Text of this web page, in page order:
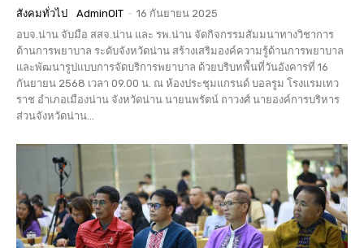
สังคมทั่วไป AdminOIT - 16 กันยายน 2025
อบจ.น่าน จับมือ สสจ.น่าน และ รพ.น่าน จัดกิจกรรมสัมมนาทางวิชาการ
ด้านการพยาบาล ระดับจังหวัดน่าน สร้างเสริมองค์ความรู้ด้านการพยาบาล
และพัฒนารูปแบบการจัดบริการพยาบาล ด้วยบริบทพื้นที่วันอังคารที่ 16
กันยายน 2568 เวลา 09.00 น. ณ ห้องประชุมแกรนด์ บอลรูม โรงแรมเทว
ราช อำเภอเมืองน่าน จังหวัดน่าน นายนพรัตน์ ถาวงศ์ นายองค์การบริหาร
ส่วนจังหวัดน่าน...